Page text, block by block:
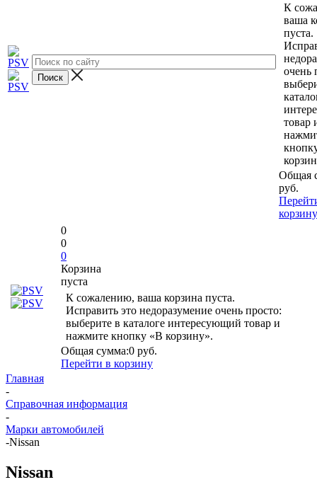
К
ваша
пуста.
очень
товар
Общая
руб.
корзину
0
0
0
Корзина
пуста
К сожалению, ваша корзина пуста.
Исправить это недоразумение очень просто:
выберите в каталоге интересующий товар и
нажмите кнопку «В корзину».
Общая сумма:0 руб.
Перейти в корзину
Главная
-
Справочная информация
-
Марки автомобилей
-Nissan
Nissan